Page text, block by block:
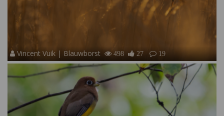
Vincent Vuik | Blauwborst 498 27 19